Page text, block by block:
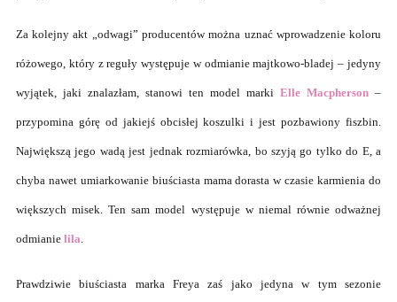
Za kolejny akt „odwagi” producentów można uznać wprowadzenie koloru
różowego, który z reguły występuje w odmianie majtkowo-bladej – jedyny
wyjątek, jaki znalazłam, stanowi ten model markiElle Macpherson –
przypomina górę od jakiejś obcisłej koszulki i jest pozbawiony fiszbin.
Największą jego wadą jest jednak rozmiarówka, bo szyją go tylko do E, a
chyba nawet umiarkowanie biuściasta mama dorasta w czasie karmienia do
większych misek. Ten sam model występuje w niemal równie odważnej
odmianie lila.
Prawdziwie biuściasta marka Freya zaś jako jedyna w tym sezonie